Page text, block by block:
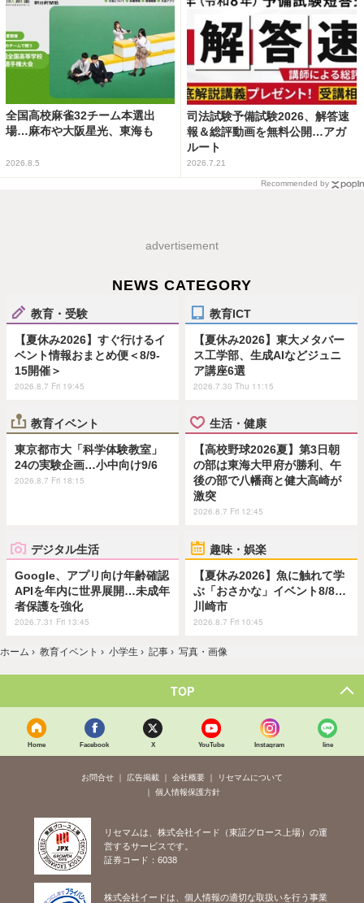
全国高校麻雀32チーム本選出
場…麻布や大阪星光、東海も
2026.8.5
司法試験予備試験2026、解答速
報＆総評動画を無料公開…アガ
ルート
2026.7.21
Recommended by
advertisement
NEWS CATEGORY
教育・受験
【夏休み2026】すぐ行けるイ
ベント情報おまとめ便＜8/9-
15開催＞
2026.8.7 Fri 19:45
教育ICT
【夏休み2026】東大メタバー
ス工学部、生成AIなどジュニ
ア講座6選
2026.7.30 Thu 11:15
教育イベント
東京都市大「科学体験教室」
24の実験企画…小中向け9/6
2026.8.7 Fri 18:15
生活・健康
【高校野球2026夏】第3日朝
の部は東海大甲府が勝利、午
後の部で八幡商と健大高崎が
激突
2026.8.7 Fri 12:45
デジタル生活
Google、アプリ向け年齢確認
APIを年内に世界展開…未成年
者保護を強化
2026.7.31 Fri 13:45
趣味・娯楽
【夏休み2026】魚に触れて学
ぶ「おさかな」イベント8/8…
川崎市
2026.8.7 Fri 10:45
ホーム › 教育イベント › 小学生 › 記事 › 写真・画像
TOP
Home Facebook X YouTube Instagram line
お問合せ 広告掲載 会社概要
リセマムについて
個人情報保護方針
リセマムは、株式会社イード（東証グロース上場）の運
営するサービスです。
証券コード：6038
株式会社イードは、個人情報の適切な取扱いを行う事業